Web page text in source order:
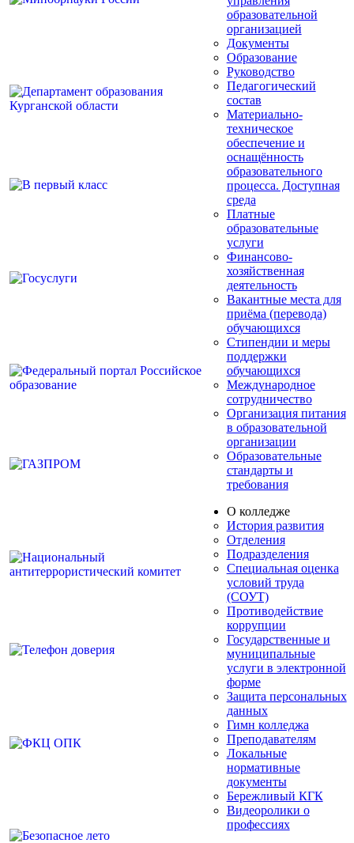
образовательной
организацией
Документы
Образование
Руководство
Педагогический
состав
Материально-
техническое
обеспечение и
оснащённость
образовательного
процесса. Доступная
среда
Платные
образовательные
услуги
Финансово-
хозяйственная
деятельность
Вакантные места для
приёма (перевода)
обучающихся
Стипендии и меры
поддержки
обучающихся
Международное
сотрудничество
Организация питания
в образовательной
организации
Образовательные
стандарты и
требования
О колледже
История развития
Отделения
Подразделения
Специальная оценка
условий труда
(СОУТ)
Противодействие
коррупции
Государственные и
муниципальные
услуги в электронной
форме
Защита персональных
данных
Гимн колледжа
Преподавателям
Локальные
нормативные
документы
Бережливый КГК
Видеоролики о
профессиях